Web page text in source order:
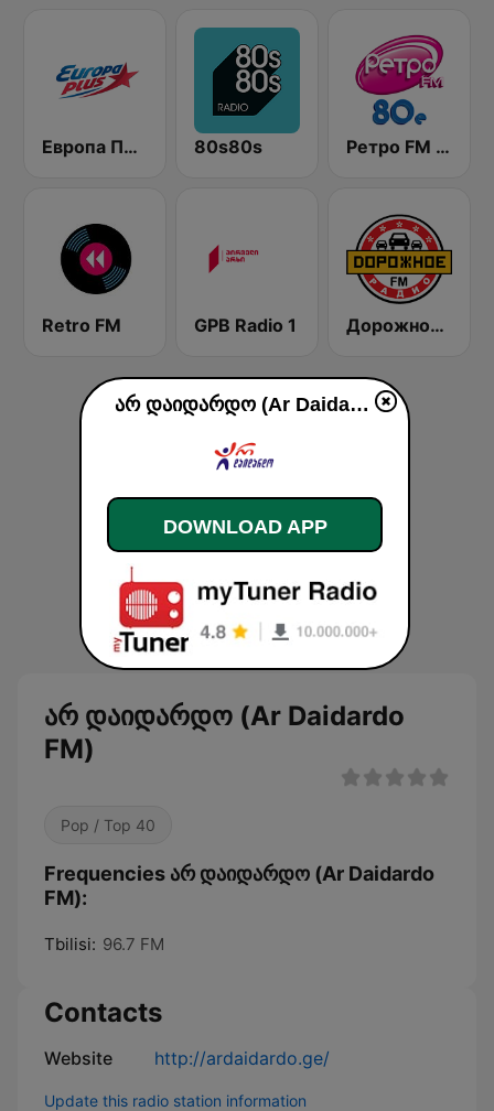
Европа Плюс (Europa Plus) 80s80s Ретро FM 80e (Retro FM)
Retro FM GPB Radio 1 Дорожное Радио (Dorojnoe Radio)
არ დაიდარდო (Ar Daidardo
FM)
Pop / Top 40
Frequencies არ დაიდარდო (Ar Daidardo
FM):
Tbilisi: 96.7 FM
Contacts
Website http://ardaidardo.ge/
Update this radio station information
არ დაიდარდო (Ar Daidardo FM) live
DOWNLOAD APP